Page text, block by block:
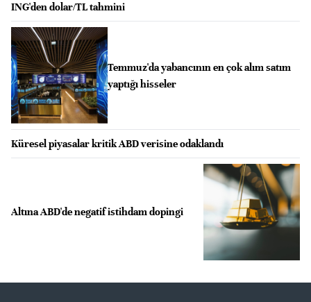
ING'den dolar/TL tahmini
Temmuz'da yabancının en çok alım satım
yaptığı hisseler
Küresel piyasalar kritik ABD verisine odaklandı
Altına ABD'de negatif istihdam dopingi